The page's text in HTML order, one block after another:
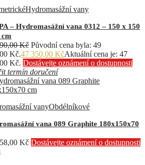
Hydromasážní vany
– Hydromasážní vana 0312 – 150 x 150
Kč Původní cena byla: 49
Kč.47 350,00 KčAktuální cena je: 47
Kč. Dostávejte oznámení o dostupnosti
termín doručení
vanyObdélníkové
vana 089 Graphite 180x150x70
Kč Dostávejte oznámení o dostupnosti